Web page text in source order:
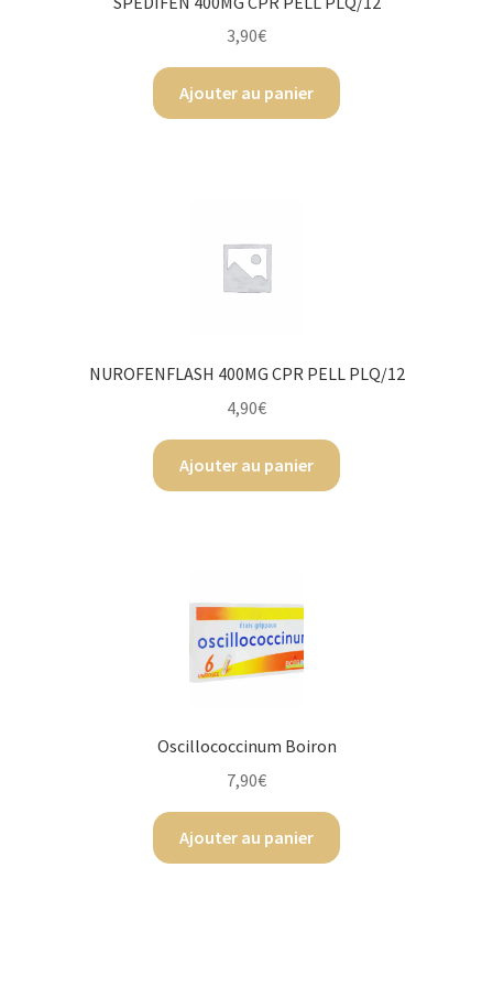
3,90€
Ajouter au panier
NUROFENFLASH 400MG CPR PELL PLQ/12
4,90€
Ajouter au panier
Oscillococcinum Boiron
7,90€
Ajouter au panier